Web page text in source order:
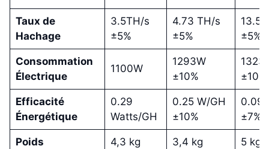
Taux de
Hachage
3.5TH/s
±5%
4.73 TH/s
±5%
±5%
Consommation
Électrique
1100W
1293W
±10%
±10%
Efficacité
Énergétique
0.29
Watts/GH
0.25 W/GH
±10%
±7%
Poids 4,3 kg 3,4 kg 5 kg